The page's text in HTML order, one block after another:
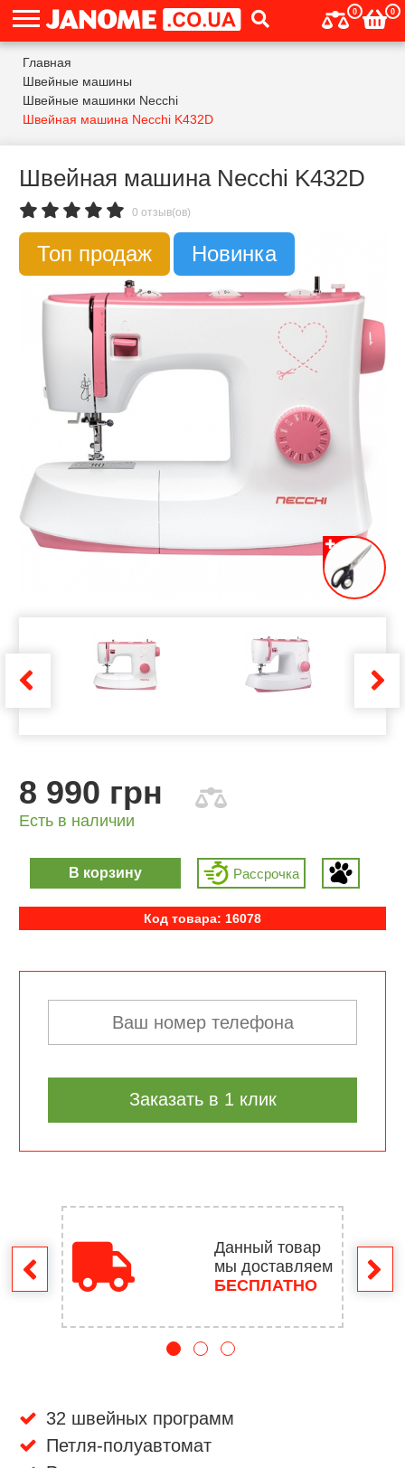
0 0
Главная
Швейные машины
Швейные машинки Necchi
Швейная машина Necchi K432D
Швейная машина Necchi K432D
0 отзыв(ов)
Топ продаж Новинка
8 990 грн
Есть в наличии
В корзину Рассрочка
Код товара: 16078
Заказать в 1 клик
Данный товар
мы доставляем
БЕСПЛАТНО
32 швейных программ
Петля-полуавтомат